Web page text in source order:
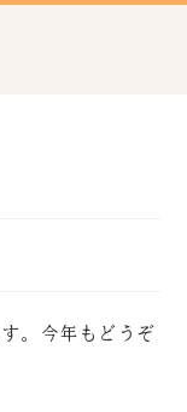
。今年もどうぞ